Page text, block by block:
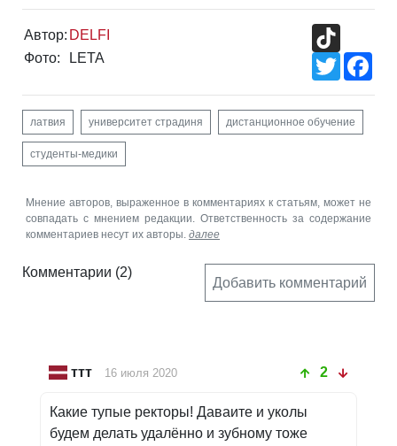
Автор: DELFI
Фото:
LETA
Twitter
латвия университет страдиня дистанционное обучение
студенты-медики
Мнение авторов, выраженное в комментариях к статьям, может не
совпадать с мнением редакции. Ответственность за содержание
комментариев несут их авторы. далее
Комментарии (2)
Добавить комментарий
ттт 16 июля 2020 2
Какие тупые ректоры! Даваите и уколы
будем делать удалённо и зубному тоже